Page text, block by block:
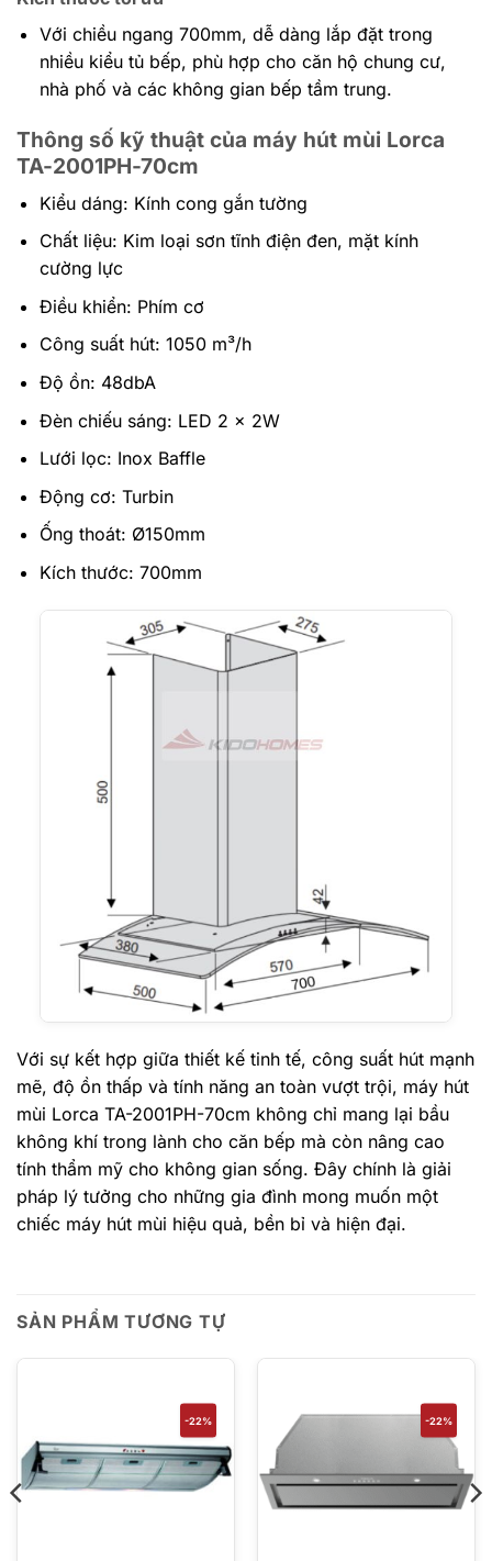
Với chiều ngang 700mm, dễ dàng lắp đặt trong
nhiều kiểu tủ bếp, phù hợp cho căn hộ chung cư,
nhà phố và các không gian bếp tầm trung.
Thông số kỹ thuật của máy hút mùi Lorca
TA-2001PH-70cm
Kiểu dáng: Kính cong gắn tường
Chất liệu: Kim loại sơn tĩnh điện đen, mặt kính
cường lực
Điều khiển: Phím cơ
Công suất hút: 1050 m³/h
Độ ồn: 48dbA
Đèn chiếu sáng: LED 2 x 2W
Lưới lọc: Inox Baffle
Động cơ: Turbin
Ống thoát: Ø150mm
Kích thước: 700mm
Với sự kết hợp giữa thiết kế tinh tế, công suất hút mạnh
mẽ, độ ồn thấp và tính năng an toàn vượt trội, máy hút
mùi Lorca TA-2001PH-70cm không chỉ mang lại bầu
không khí trong lành cho căn bếp mà còn nâng cao
tính thẩm mỹ cho không gian sống. Đây chính là giải
pháp lý tưởng cho những gia đình mong muốn một
chiếc máy hút mùi hiệu quả, bền bỉ và hiện đại.
SẢN PHẨM TƯƠNG TỰ
-22% -22%